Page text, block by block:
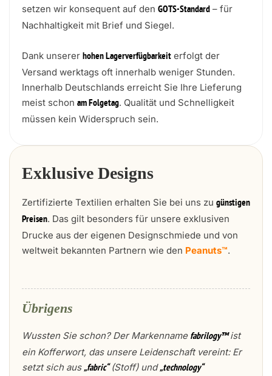
setzen wir konsequent auf den GOTS-Standard – für
Nachhaltigkeit mit Brief und Siegel.
Dank unserer hohen Lagerverfügbarkeit erfolgt der
Versand werktags oft innerhalb weniger Stunden.
Innerhalb Deutschlands erreicht Sie Ihre Lieferung
meist schon am Folgetag. Qualität und Schnelligkeit
müssen kein Widerspruch sein.
Exklusive Designs
Zertifizierte Textilien erhalten Sie bei uns zu günstigen
Preisen. Das gilt besonders für unsere exklusiven
Drucke aus der eigenen Designschmiede und von
weltweit bekannten Partnern wie den Peanuts™.
Übrigens
Wussten Sie schon? Der Markenname fabrilogy™ist
ein Kofferwort, das unsere Leidenschaft vereint: Er
setzt sich aus„fabric“(Stoff) und„technology“